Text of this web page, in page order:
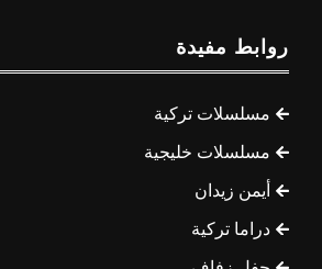
روابط مفيدة
مسلسلات تركية
مسلسلات خليجية
أيمن زيدان
دراما تركية